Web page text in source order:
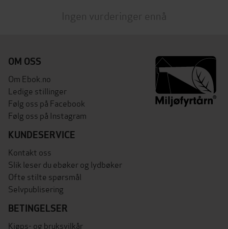
Ingen vurderinger ennå
OM OSS
Om Ebok.no
Ledige stillinger
Følg oss på Facebook
Følg oss på Instagram
KUNDESERVICE
Kontakt oss
Slik leser du ebøker og lydbøker
Ofte stilte spørsmål
Selvpublisering
BETINGELSER
Kjøps- og bruksvilkår